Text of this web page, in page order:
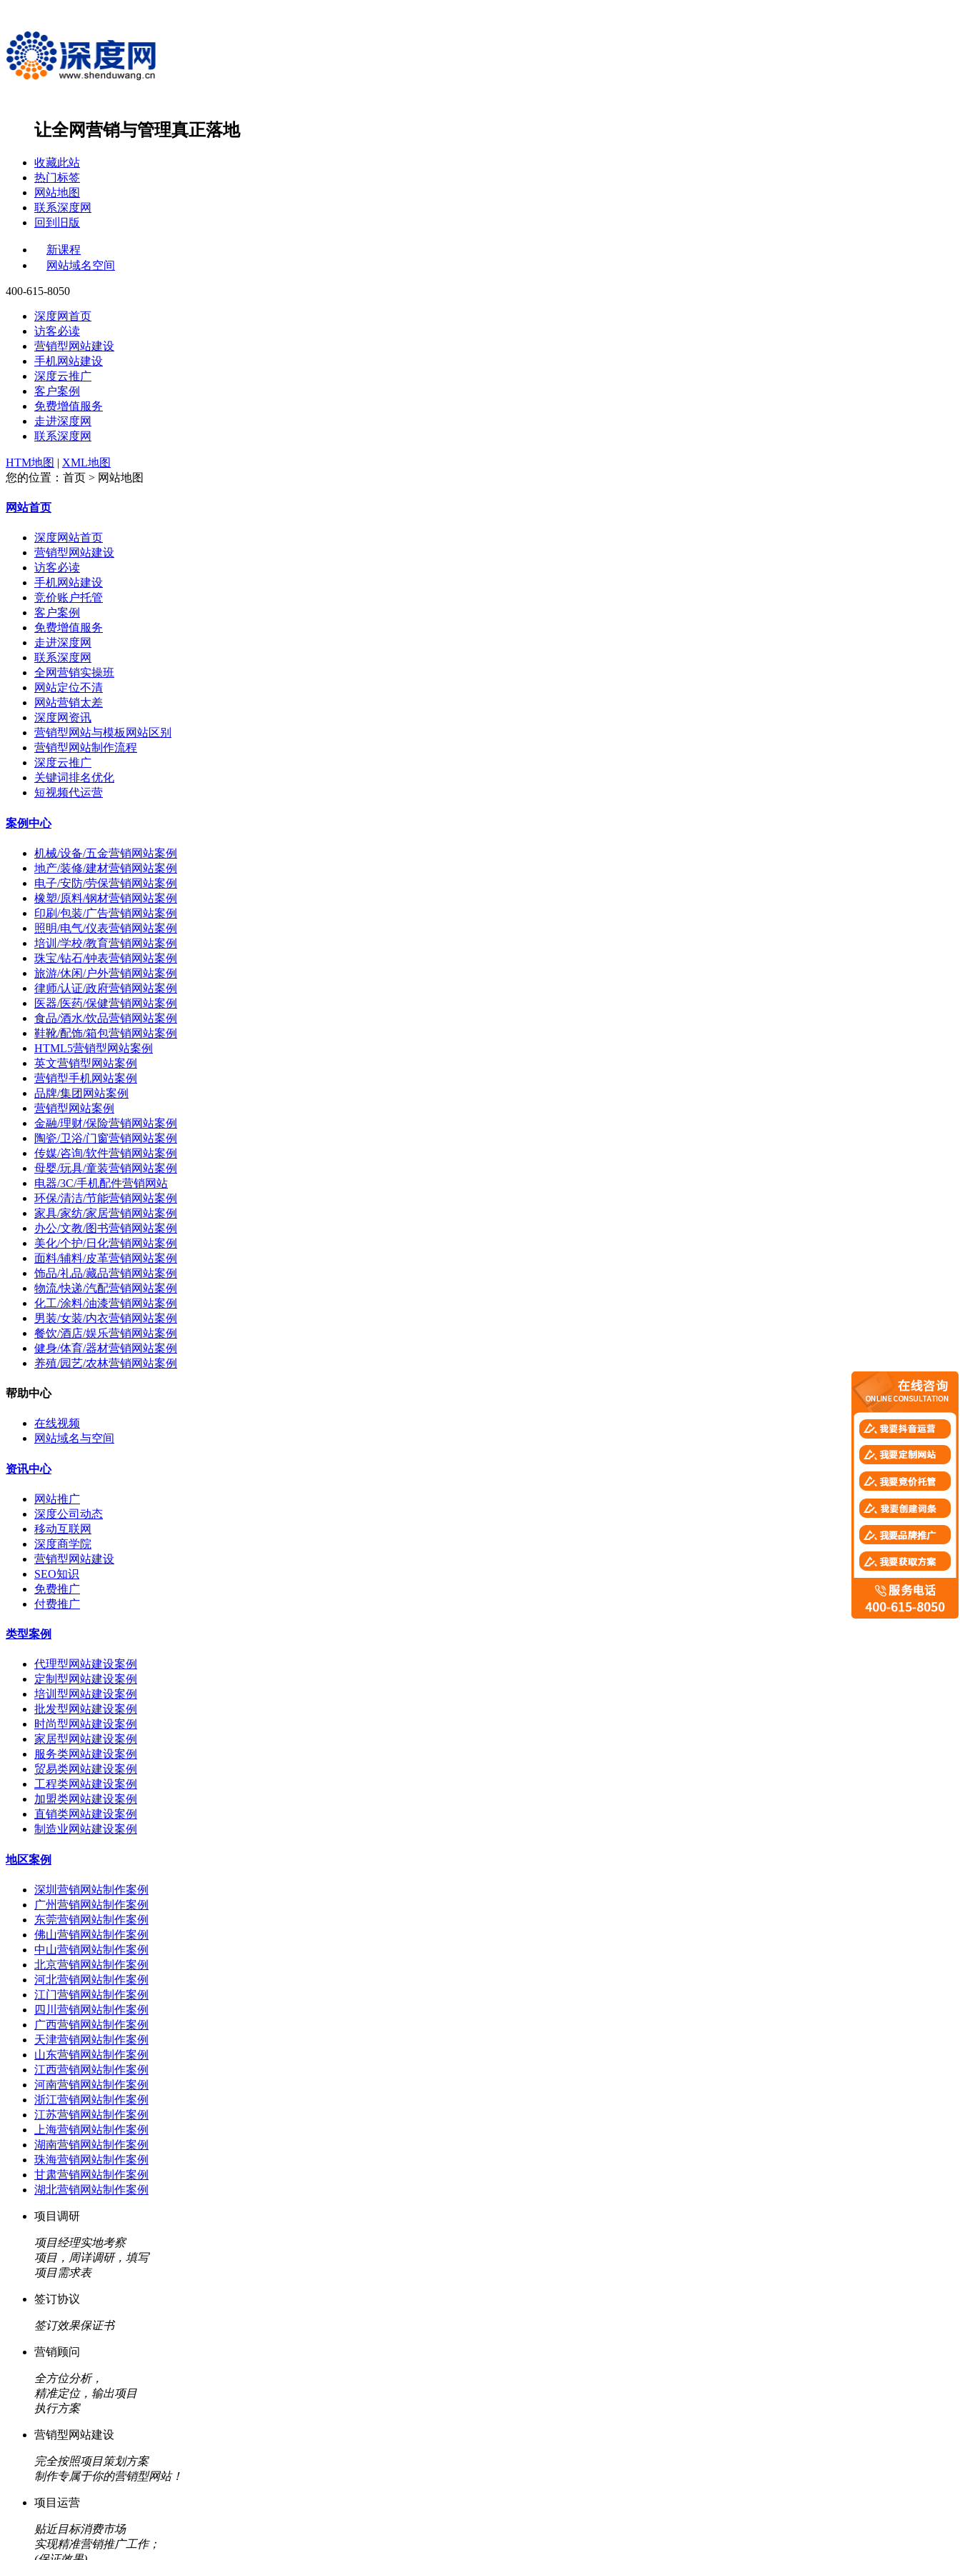
让全网营销与管理真正落地
收藏此站
热门标签
网站地图
联系深度网
回到旧版
新课程
网站域名空间
400-615-8050
深度网首页
访客必读
营销型网站建设
手机网站建设
深度云推广
客户案例
免费增值服务
走进深度网
联系深度网
HTM地图 | XML地图
您的位置：首页 > 网站地图
网站首页
深度网站首页
营销型网站建设
访客必读
手机网站建设
竞价账户托管
客户案例
免费增值服务
走进深度网
联系深度网
全网营销实操班
网站定位不清
网站营销太差
深度网资讯
营销型网站与模板网站区别
营销型网站制作流程
深度云推广
关键词排名优化
短视频代运营
案例中心
机械/设备/五金营销网站案例
地产/装修/建材营销网站案例
电子/安防/劳保营销网站案例
橡塑/原料/钢材营销网站案例
印刷/包装/广告营销网站案例
照明/电气/仪表营销网站案例
培训/学校/教育营销网站案例
珠宝/钻石/钟表营销网站案例
旅游/休闲/户外营销网站案例
律师/认证/政府营销网站案例
医器/医药/保健营销网站案例
食品/酒水/饮品营销网站案例
鞋靴/配饰/箱包营销网站案例
HTML5营销型网站案例
英文营销型网站案例
营销型手机网站案例
品牌/集团网站案例
营销型网站案例
金融/理财/保险营销网站案例
陶瓷/卫浴/门窗营销网站案例
传媒/咨询/软件营销网站案例
母婴/玩具/童装营销网站案例
电器/3C/手机配件营销网站
环保/清洁/节能营销网站案例
家具/家纺/家居营销网站案例
办公/文教/图书营销网站案例
美化/个护/日化营销网站案例
面料/辅料/皮革营销网站案例
饰品/礼品/藏品营销网站案例
物流/快递/汽配营销网站案例
化工/涂料/油漆营销网站案例
男装/女装/内衣营销网站案例
餐饮/酒店/娱乐营销网站案例
健身/体育/器材营销网站案例
养殖/园艺/农林营销网站案例
帮助中心
在线视频
网站域名与空间
资讯中心
网站推广
深度公司动态
移动互联网
深度商学院
营销型网站建设
SEO知识
免费推广
付费推广
类型案例
代理型网站建设案例
定制型网站建设案例
培训型网站建设案例
批发型网站建设案例
时尚型网站建设案例
家居型网站建设案例
服务类网站建设案例
贸易类网站建设案例
工程类网站建设案例
加盟类网站建设案例
直销类网站建设案例
制造业网站建设案例
地区案例
深圳营销网站制作案例
广州营销网站制作案例
东莞营销网站制作案例
佛山营销网站制作案例
中山营销网站制作案例
北京营销网站制作案例
河北营销网站制作案例
江门营销网站制作案例
四川营销网站制作案例
广西营销网站制作案例
天津营销网站制作案例
山东营销网站制作案例
江西营销网站制作案例
河南营销网站制作案例
浙江营销网站制作案例
江苏营销网站制作案例
上海营销网站制作案例
湖南营销网站制作案例
珠海营销网站制作案例
甘肃营销网站制作案例
湖北营销网站制作案例
项目调研
项目经理实地考察
项目，周详调研，填写
项目需求表
签订协议
签订效果保证书
营销顾问
全方位分析，
精准定位，输出项目
执行方案
营销型网站建设
完全按照项目策划方案
制作专属于你的营销型网站！
项目运营
贴近目标消费市场
实现精准营销推广工作；